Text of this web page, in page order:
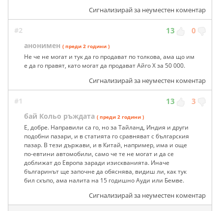
Сигнализирай за неуместен коментар
#2 13 0
анонимен ( преди 2 години )
Не че не могат и тук да го продават по толкова, ама що им
е да го правят, като могат да продават Айго Х за 50 000.
Сигнализирай за неуместен коментар
#1 13 3
бай Кольо ръждата ( преди 2 години )
Е, добре. Направили са го, но за Тайланд, Индия и други
подобни пазари, и в статията го сравняват с българския
пазар. В тези държави, и в Китай, например, има и още
по-евтини автомобили, само че те не могат и да се
доближат до Европа заради изискванията. Иначе
българинът ще започне да обяснява, видиш ли, как тук
бил скъпо, ама налита на 15 годишно Ауди или Бемве.
Сигнализирай за неуместен коментар